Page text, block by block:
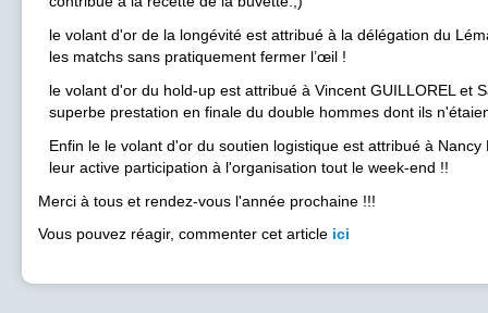
le volant d'or de la longévité est attribué à la délégation du
les matchs sans pratiquement fermer l’œil !
le volant d'or du hold-up est attribué à Vincent GUILLOREL et
superbe prestation en finale du double hommes dont ils
Enfin le le volant d'or du soutien logistique est attribué à Nancy
leur active participation à l'organisation tout le week-end !!
Merci à tous et rendez-vous l'année prochaine !!!
Vous pouvez réagir, commenter cet article ici